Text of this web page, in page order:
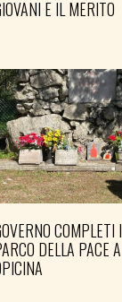
E IL MERITO
COMPLETI
DELLA PACE A